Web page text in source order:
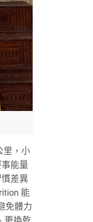
里，小
能量
差異
能
免體力